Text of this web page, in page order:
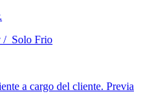
/ Solo Frio
a cargo del cliente. Previa